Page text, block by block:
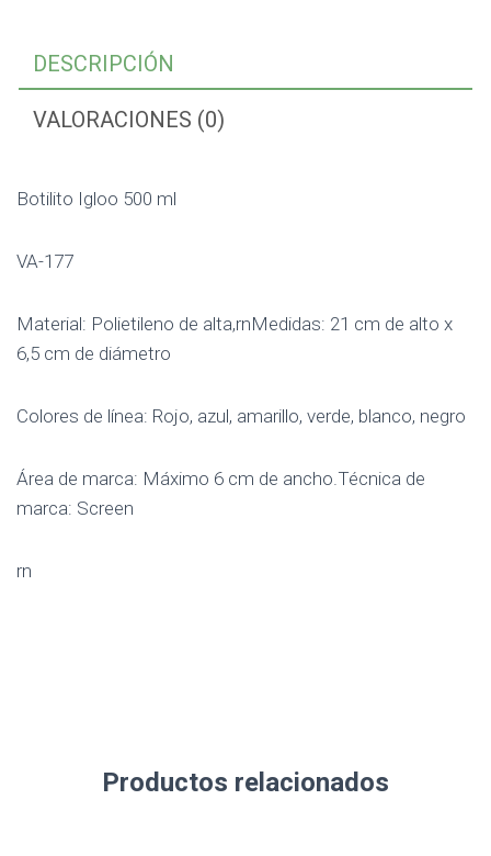
DESCRIPCIÓN
VALORACIONES (0)
Botilito Igloo 500 ml
VA-177
Material: Polietileno de alta,rnMedidas: 21 cm de alto x
6,5 cm de diámetro
Colores de línea: Rojo, azul, amarillo, verde, blanco, negro
Área de marca: Máximo 6 cm de ancho.Técnica de
marca: Screen
rn
Productos relacionados